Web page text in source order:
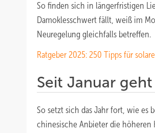
So finden sich in längerfristigen
Damoklesschwert fällt, weiß im
Neuregelung gleichfalls betreffen.
Ratgeber 2025: 250 Tipps für
Seit Januar
So setzt sich das Jahr fort, wie es
chinesische Anbieter die höheren